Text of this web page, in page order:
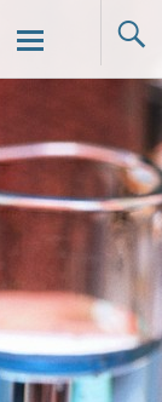
Skip to content